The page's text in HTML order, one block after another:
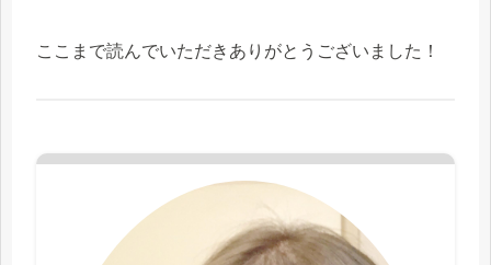
ここまで読んでいただきありがとうございました！